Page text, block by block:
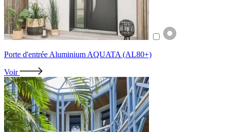
Porte d'entrée Aluminium AQUATA (AL80+)
Voir